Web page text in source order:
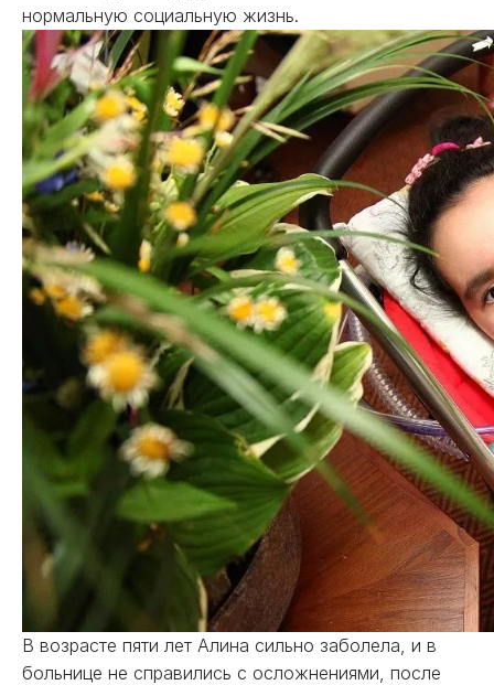
нормальную социальную жизнь.
В возрасте пяти лет Алина сильно заболела, и в
больнице не справились с осложнениями, после